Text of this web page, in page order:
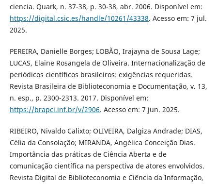
ciencia. Quark, n. 37-38, p. 30-38, abr. 2006. Disponível em:
https://digital.csic.es/handle/10261/43338. Acesso em: 7 jul.
2025.
PEREIRA, Danielle Borges; LOBÃO, Irajayna de Sousa Lage;
LUCAS, Elaine Rosangela de Oliveira. Internacionalização de
periódicos científicos brasileiros: exigências requeridas.
Revista Brasileira de Biblioteconomia e Documentação, v. 13,
n. esp., p. 2300-2313. 2017. Disponível em:
https://brapci.inf.br/v/2906. Acesso em: 7 jun. 2025.
RIBEIRO, Nivaldo Calixto; OLIVEIRA, Dalgiza Andrade; DIAS,
Célia da Consolação; MIRANDA, Angélica Conceição Dias.
Importância das práticas de Ciência Aberta e de
comunicação científica na perspectiva de atores envolvidos.
Revista Digital de Biblioteconomia e Ciência da Informação,